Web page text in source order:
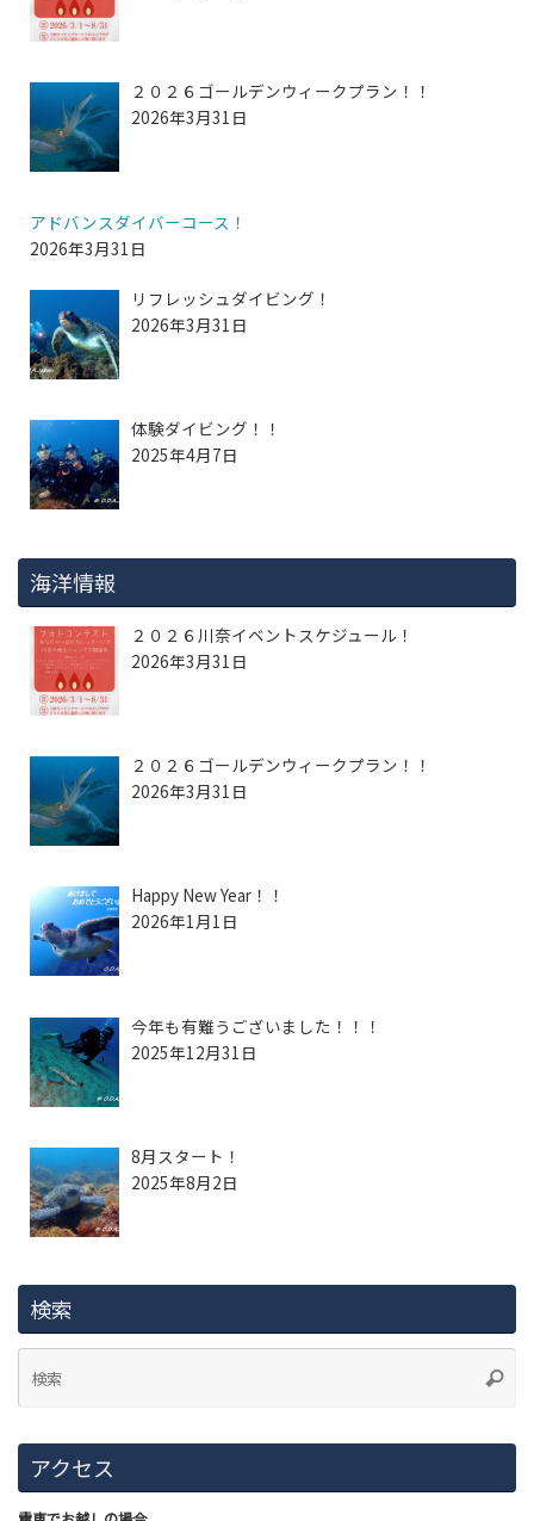
２０２６ゴールデンウィークプラン！！
2026年3月31日
アドバンスダイバーコース！
2026年3月31日
リフレッシュダイビング！
2026年3月31日
体験ダイビング！！
2025年4月7日
海洋情報
２０２６川奈イベントスケジュール！
2026年3月31日
２０２６ゴールデンウィークプラン！！
2026年3月31日
Happy New Year！！
2026年1月1日
今年も有難うございました！！！
2025年12月31日
8月スタート！
2025年8月2日
検索
アクセス